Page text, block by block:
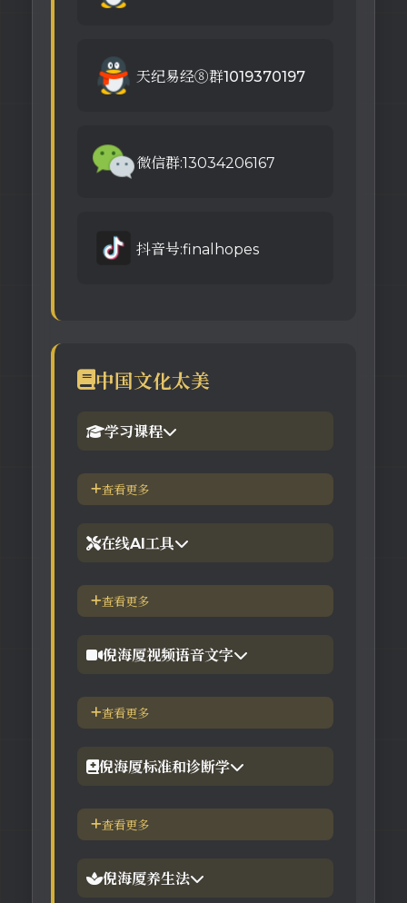
天纪易经⑧群1019370197
微信群:13034206167
抖音号:finalhopes
中国文化太美
学习课程
1.倪海厦官网备份版
查看更多
在线AI工具
【工具】紫微斗数命理分析
查看更多
倪海厦视频语音文字
【视频】倪海厦-针灸大成
查看更多
倪海厦标准和诊断学
倪海厦简介-传奇人生
查看更多
倪海厦养生法